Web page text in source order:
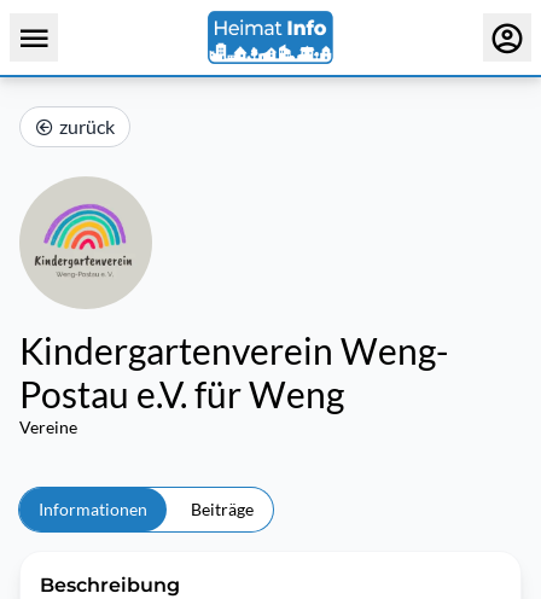
zurück
Kindergartenverein Weng-
Postau e.V. für Weng
Vereine
Informationen Beiträge
Beschreibung